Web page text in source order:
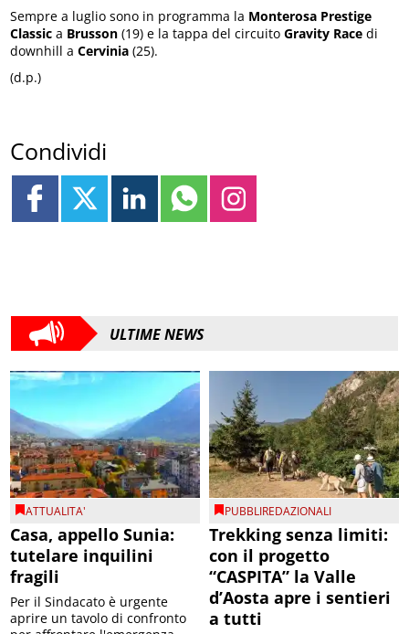
Sempre a luglio sono in programma la Monterosa Prestige
Classic a Brusson (19) e la tappa del circuitoGravity Race di
downhill aCervinia (25).
(d.p.)
Condividi
ULTIME NEWS
ATTUALITA'
Casa, appello Sunia:
tutelare inquilini
fragili
Per il Sindacato è urgente
aprire un tavolo di confronto
PUBBLIREDAZIONALI
Trekking senza limiti:
con il progetto
“CASPITA” la Valle
d’Aosta apre i sentieri
a tutti